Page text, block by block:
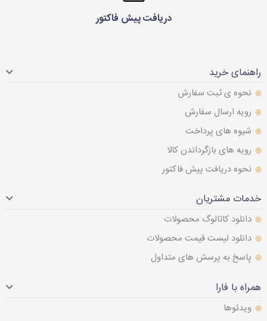
دریافت پیش فاکتور
راهنمای خرید
نحوه ی ثبت سفارش
رویه ارسال سفارش
شیوه های پرداخت
رویه های بازگرداندن کالا
نحوه دریافت پیش فاکتور
خدمات مشتریان
دانلود کاتالوگ محصولات
دانلود لیست قیمت محصولات
پاسخ به پرسش های متداول
همراه با فارا
ویدئوها